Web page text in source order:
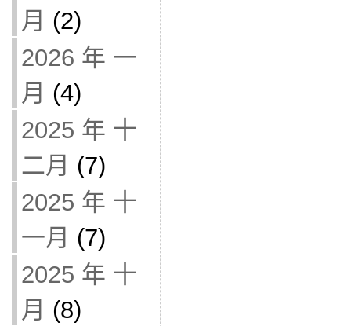
月 (2)
2026 年 一
月 (4)
2025 年 十
二月 (7)
2025 年 十
一月 (7)
2025 年 十
月 (8)